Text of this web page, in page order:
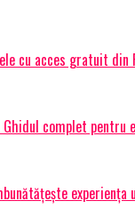
cu acces gratuit din
complet pentru